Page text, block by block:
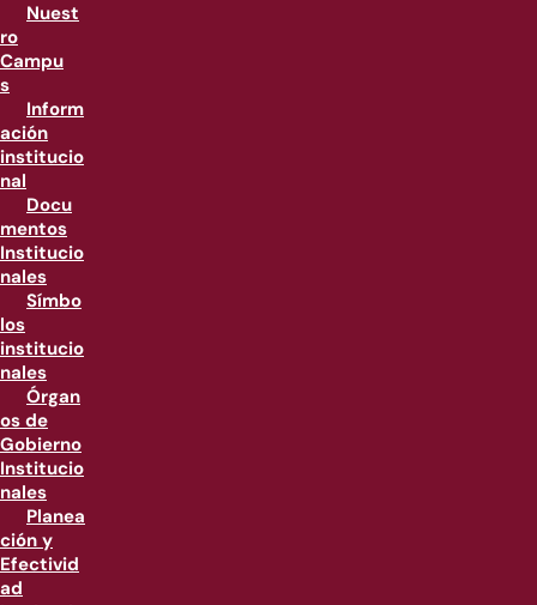
Nuest
ro
Campu
s
Inform
ación
institucio
nal
Docu
mentos
Institucio
nales
Símbo
los
institucio
nales
Órgan
os de
Gobierno
Institucio
nales
Planea
ción y
Efectivid
ad